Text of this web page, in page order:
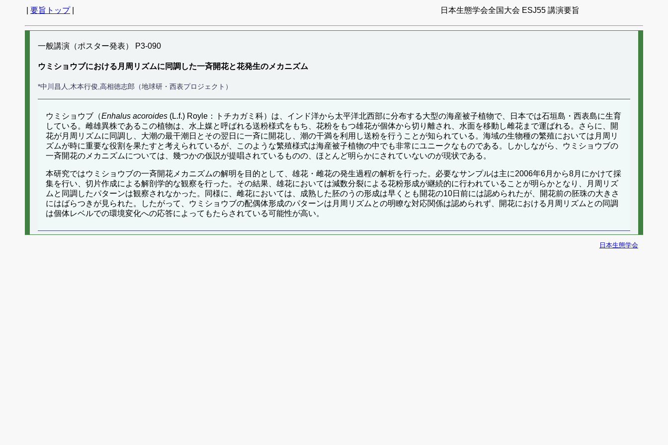
要旨トップ| 日本生態学会全国大会 ESJ55 講演要旨
一般講演（ポスター発表） P3-090
ウミショウブにおける月周リズムに同調した一斉開花と花発生のメカニズム
*中川昌人,木本行俊,高相徳志郎（地球研・西表プロジェクト）
ウミショウブ（Enhalus acoroides (L.f.) Royle：トチカガミ科）は、インド洋から太平洋北西部に分布する大型の海産被子植物で、日本では石垣島・西表島に生育
している。雌雄異株であるこの植物は、水上媒と呼ばれる送粉様式をもち、花粉をもつ雄花が個体から切り離され、水面を移動し雌花まで運ばれる。さらに、開
花が月周リズムに同調し、大潮の最干潮日とその翌日に一斉に開花し、潮の干満を利用し送粉を行うことが知られている。海域の生物種の繁殖においては月周リ
ズムが時に重要な役割を果たすと考えられているが、このような繁殖様式は海産被子植物の中でも非常にユニークなものである。しかしながら、ウミショウブの
一斉開花のメカニズムについては、幾つかの仮説が提唱されているものの、ほとんど明らかにされていないのが現状である。
本研究ではウミショウブの一斉開花メカニズムの解明を目的として、雄花・雌花の発生過程の解析を行った。必要なサンプルは主に2006年6月から8月にかけて採
集を行い、切片作成による解剖学的な観察を行った。その結果、雄花においては減数分裂による花粉形成が継続的に行われていることが明らかとなり、月周リズ
ムと同調したパターンは観察されなかった。同様に、雌花においては、成熟した胚のうの形成は早くとも開花の10日前には認められたが、開花前の胚珠の大きさ
にはばらつきが見られた。したがって、ウミショウブの配偶体形成のパターンは月周リズムとの明瞭な対応関係は認められず、開花における月周リズムとの同調
は個体レベルでの環境変化への応答によってもたらされている可能性が高い。
日本生態学会